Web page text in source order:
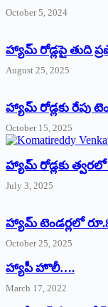
October 5, 2024
హ్యామ్‌ రోడ్లపై తుది
August 25, 2025
హ్యామ్‌ రోడ్లకు రేపు
October 15, 2025
హ్యామ్‌ రోడ్లకు త్వరలో
July 3, 2025
హ్యామ్‌ ‌టెండర్లలో
October 25, 2025
హ్యాపీ హొలీ….
March 17, 2022